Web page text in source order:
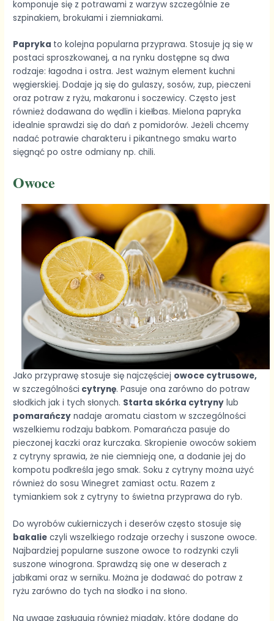
komponuje się z potrawami z warzyw szczególnie ze
szpinakiem, brokułami i ziemniakami.
Papryka to kolejna popularna przyprawa. Stosuje ją się w
postaci sproszkowanej, a na rynku dostępne są dwa
rodzaje: łagodna i ostra. Jest ważnym element kuchni
węgierskiej. Dodaje ją się do gulaszy, sosów, zup, pieczeni
oraz potraw z ryżu, makaronu i soczewicy. Często jest
również dodawana do wędlin i kiełbas. Mielona papryka
idealnie sprawdzi się do dań z pomidorów. Jeżeli chcemy
nadać potrawie charakteru i pikantnego smaku warto
sięgnąć po ostre odmiany np. chili.
Owoce
Jako przyprawę stosuje się najczęściej owoce cytrusowe,
w szczególności cytrynę. Pasuje ona zarówno do potraw
słodkich jak i tych słonych. Starta skórka cytryny lub
pomarańczy nadaje aromatu ciastom w szczególności
wszelkiemu rodzaju babkom. Pomarańcza pasuje do
pieczonej kaczki oraz kurczaka. Skropienie owoców sokiem
z cytryny sprawia, że nie ciemnieją one, a dodanie jej do
kompotu podkreśla jego smak. Soku z cytryny można użyć
również do sosu Winegret zamiast octu. Razem z
tymiankiem sok z cytryny to świetna przyprawa do ryb.
Do wyrobów cukierniczych i deserów często stosuje się
bakalie czyli wszelkiego rodzaje orzechy i suszone owoce.
Najbardziej popularne suszone owoce to rodzynki czyli
suszone winogrona. Sprawdzą się one w deserach z
jabłkami oraz w serniku. Można je dodawać do potraw z
ryżu zarówno do tych na słodko i na słono.
Na uwagę zasługują również migdały, które dodane do